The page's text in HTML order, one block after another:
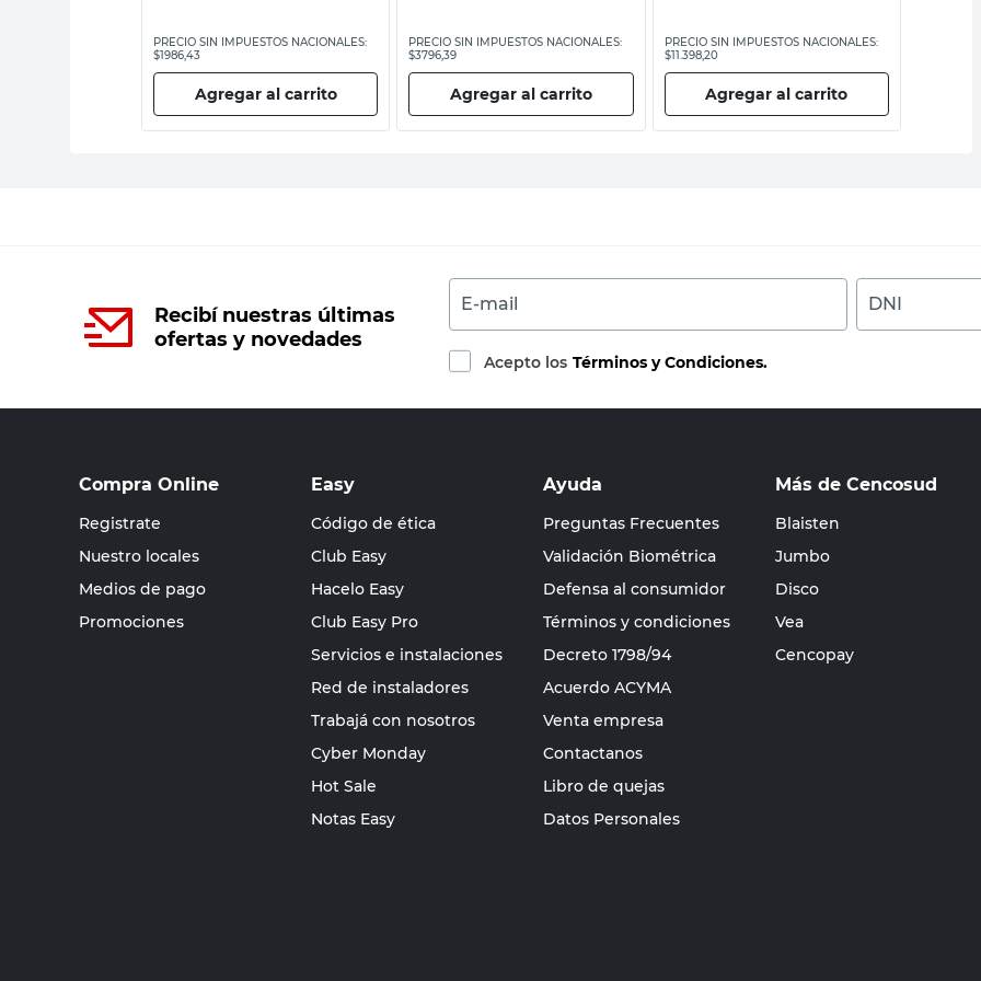
PRECIO SIN IMPUESTOS NACIONALES:
$1986,43
Agregar al carrito
PRECIO SIN IMPUESTOS NACIONALES:
$3796,39
Agregar al carrito
PRECIO SIN IMPUESTOS NACIONALES:
$11.398,20
Agregar al carrito
Recibí nuestras últimas
ofertas y novedades
E-mail DNI
Acepto los Términos y Condiciones.
Compra Online
Registrate
Nuestro locales
Medios de pago
Promociones
Easy
Código de ética
Club Easy
Hacelo Easy
Club Easy Pro
Servicios e instalaciones
Red de instaladores
Trabajá con nosotros
Cyber Monday
Hot Sale
Notas Easy
Ayuda
Preguntas Frecuentes
Validación Biométrica
Defensa al consumidor
Términos y condiciones
Decreto 1798/94
Acuerdo ACYMA
Venta empresa
Contactanos
Libro de quejas
Datos Personales
Más de Cencosud
Blaisten
Jumbo
Disco
Vea
Cencopay